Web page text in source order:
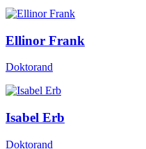
Ellinor Frank
Doktorand
Isabel Erb
Doktorand